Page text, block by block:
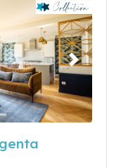
Suivant